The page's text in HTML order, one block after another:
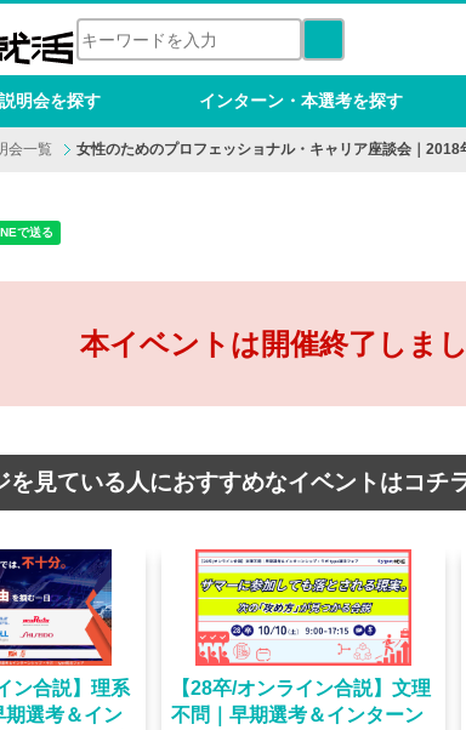
明会を探す インターン・本選考を探す
会一覧 女性のためのプロフェッショナル・キャリア座談会｜2018
本イベントは開催終了しまし
を見ている人におすすめなイベントはコチ
ン合説】理系
期選考＆イン
【28卒/オンライン合説】文理
不問｜早期選考＆インターン